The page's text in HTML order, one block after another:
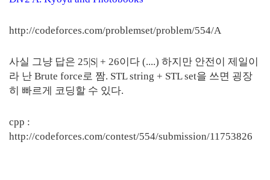
http://codeforces.com/problemset/problem/554/A
사실 그냥 답은 25|S| + 26이다 (....) 하지만 안전이 제일이
라 난 Brute force로 짬. STL string + STL set을 쓰면 굉장
히 빠르게 코딩할 수 있다.
cpp :
http://codeforces.com/contest/554/submission/11753826